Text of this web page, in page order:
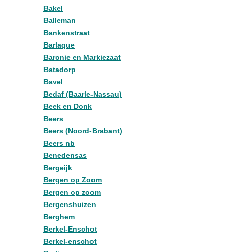
Bakel
Balleman
Bankenstraat
Barlaque
Baronie en Markiezaat
Batadorp
Bavel
Bedaf (Baarle-Nassau)
Beek en Donk
Beers
Beers (Noord-Brabant)
Beers nb
Benedensas
Bergeijk
Bergen op Zoom
Bergen op zoom
Bergenshuizen
Berghem
Berkel-Enschot
Berkel-enschot